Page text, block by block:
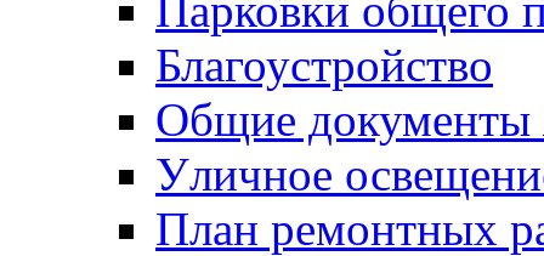
Благоустройство
Общие
Уличное
План ремонтных